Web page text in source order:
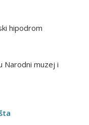
hipodrom
Narodni muzej i